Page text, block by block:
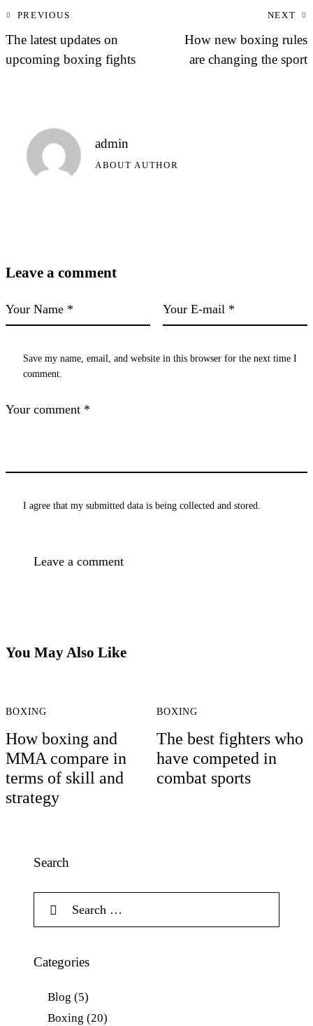
PREVIOUS
The latest updates on
upcoming boxing fights
NEXT
How new boxing rules
are changing the sport
admin
ABOUT AUTHOR
Leave a comment
Save my name, email, and website in this browser for the next time I
comment.
I agree that my submitted data is beingcollected and stored
You May Also Like
BOXING
How boxing and
MMA compare in
terms of skill and
strategy
BOXING
The best fighters who
have competed in
combat sports
Search
Categories
Blog (5)
Boxing (20)